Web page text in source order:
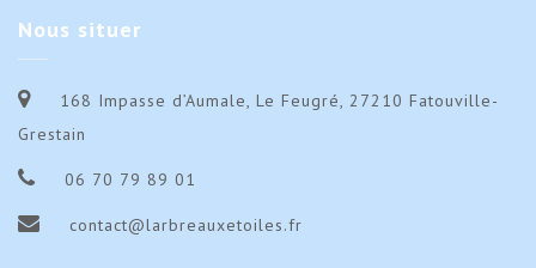
Nous situer
168 Impasse d’Aumale, Le Feugré, 27210 Fatouville-
Grestain
06 70 79 89 01
contact@larbreauxetoiles.fr